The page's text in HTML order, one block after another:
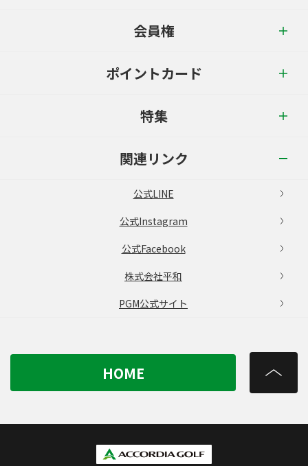
会員権
ポイントカード
特集
関連リンク
公式LINE
公式Instagram
公式Facebook
株式会社平和
PGM公式サイト
HOME